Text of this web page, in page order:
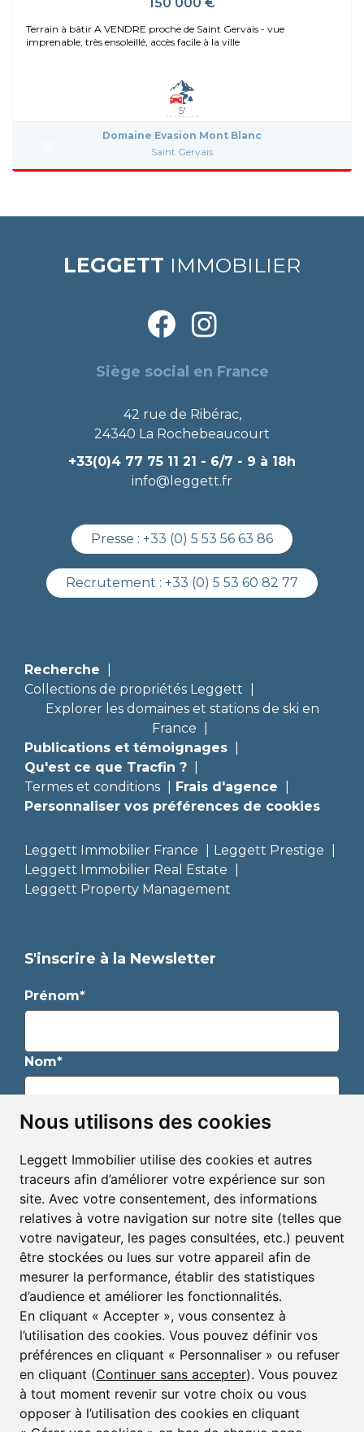
Nous utilisons des cookies
Leggett Immobilier utilise des cookies et autres
traceurs afin d’améliorer votre expérience sur son
site. Avec votre consentement, des informations
relatives à votre navigation sur notre site (telles que
votre navigateur, les pages consultées, etc.) peuvent
être stockées ou lues sur votre appareil afin de
mesurer la performance, établir des statistiques
d’audience et améliorer les fonctionnalités.
En cliquant « Accepter », vous consentez à
l’utilisation des cookies. Vous pouvez définir vos
préférences en cliquant « Personnaliser » ou refuser
en cliquant (Continuer sans accepter). Vous pouvez
à tout moment revenir sur votre choix ou vous
opposer à l’utilisation des cookies en cliquant
Terrain à bâtir A VENDRE proche de Saint Gervais - vue
imprenable, très ensoleillé, accès facile à la ville
5'
Domaine Evasion Mont Blanc
Saint Gervais
LEGGETT IMMOBILIER
Siège social en France
42 rue de Ribérac,
24340 La Rochebeaucourt
+33(0)4 77 75 11 21 - 6/7 - 9 à 18h
info@leggett.fr
Presse : +33 (0) 5 53 56 63 86
Recrutement : +33 (0) 5 53 60 82 77
Recherche
Collections de propriétés Leggett
Explorer les domaines et stations de ski en
France
Publications et témoignages
Qu'est ce que Tracfin ?
Termes et conditions
Frais d'agence
Personnaliser vos préférences de cookies
Leggett Immobilier France
Leggett Prestige
Leggett Immobilier Real Estate
Leggett Property Management
S'inscrire à la Newsletter
Prénom*
Nom*
Email*
S'inscrire pour recevoir des alertes immobilières et
des bulletins d'informations
S'inscrire
© Copyright 2025 - 2026 Leggett Immobilier -
Mentions légales
Transactions sur Immeubles et Fonds de Commerce S.A.R.L
au Capital Social de 250 000€ RCS Périgueux : 434 086
930. N° de TVA FR 09434086930 Selon la loi du 2 janvier